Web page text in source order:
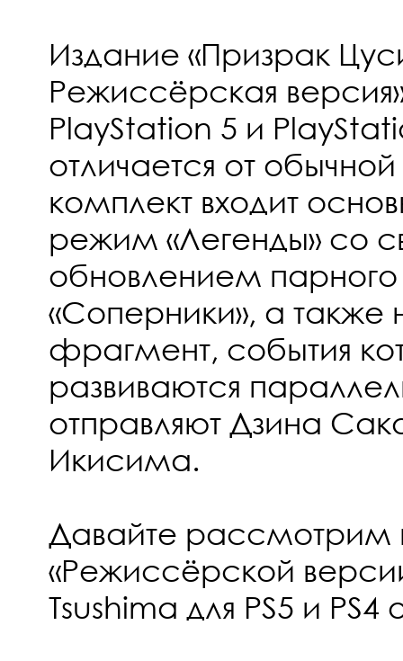
Издание «Призрак
Режиссёрская
PlayStation 5 и
отличается от
комплект входит
режим «Легенды» со
обновлением парного
«Соперники», а
фрагмент, события
развиваются
отправляют Дзина
Икисима.
Давайте рассмотрим
«Режиссёрской
Tsushima для PS5 и PS4